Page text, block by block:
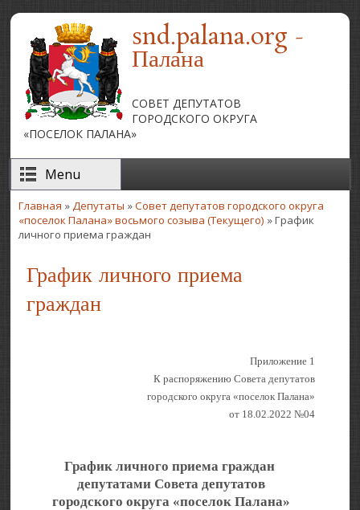
Перейти к основному содержаниюsnd.palana.org -
Палана
СОВЕТ ДЕПУТАТОВ
ГОРОДСКОГО ОКРУГА
«ПОСЕЛОК ПАЛАНА»
Menu
Вы здесь
Главная »Депутаты »Совет депутатов городского округа
«поселок Палана» восьмого созыва (Текущего) » График
личного приема граждан
График личного приема
граждан
Приложение 1
К распоряжению Совета депутатов
городского округа «поселок Палана»
от 18.02.2022 №04
График личного приема граждан
депутатами Совета депутатов
городского округа «поселок Палана»